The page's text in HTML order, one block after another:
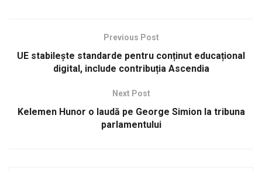
Previous Post
UE stabilește standarde pentru conținut educațional
digital, include contribuția Ascendia
Next Post
Kelemen Hunor o laudă pe George Simion la tribuna
parlamentului